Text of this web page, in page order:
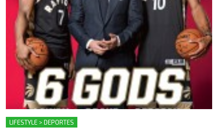
LIFESTYLE > DEPORTES